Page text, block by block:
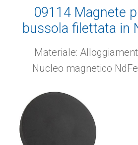
09114 Magnete
bussola filettata in
rivestimento
gomma
Materiale:
Nucleo magnetico